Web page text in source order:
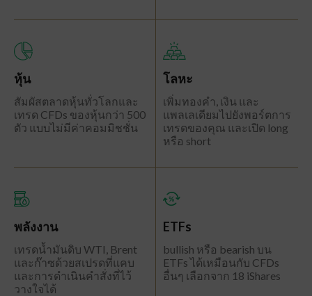
หุ้น
สัมผัสตลาดหุ้นทั่วโลกและ
เทรด CFDs ของหุ้นกว่า 500
ตัว แบบไม่มีค่าคอมมิชชั่น
โลหะ
เพิ่มทองคำ, เงิน และ
แพลเลเดียมไปยังพอร์ตการ
เทรดของคุณ และเปิด long
หรือ short
พลังงาน
เทรดน้ำมันดิบ WTI, Brent
และก๊าซด้วยสเปรดที่แคบ
และการดำเนินคำสั่งที่ไว้
วางใจได้
ETFs
bullish หรือ bearish บน
ETFs ได้เหมือนกับ CFDs
อื่นๆ เลือกจาก 18 iShares